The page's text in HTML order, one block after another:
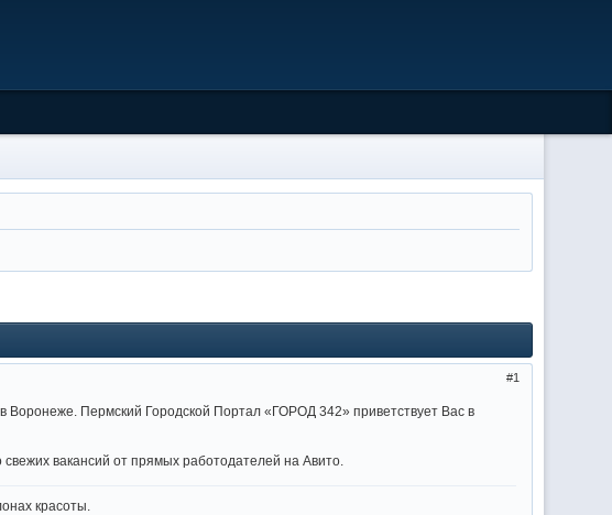
1
Пермский Городской Портал «ГОРОД 342» приветствует Вас в
вакансий от прямых работодателей на Авито.
красоты.